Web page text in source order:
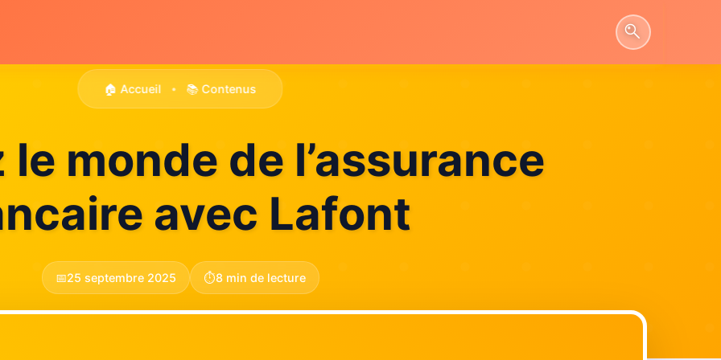
🏠 Accueil • 📚 Contenus
le monde de l’assurance
avec Lafont
📅25 septembre 2025 ⏱️8 min de lecture